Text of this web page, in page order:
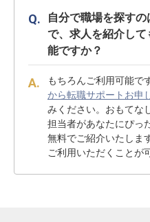
自分で職場を探す
で、求人を紹介し
能ですか？
もちろんご利用可能で
から転職サポートお申
みください。おもてな
担当者があなたにぴっ
無料でご紹介いたしま
ご利用いただくことが